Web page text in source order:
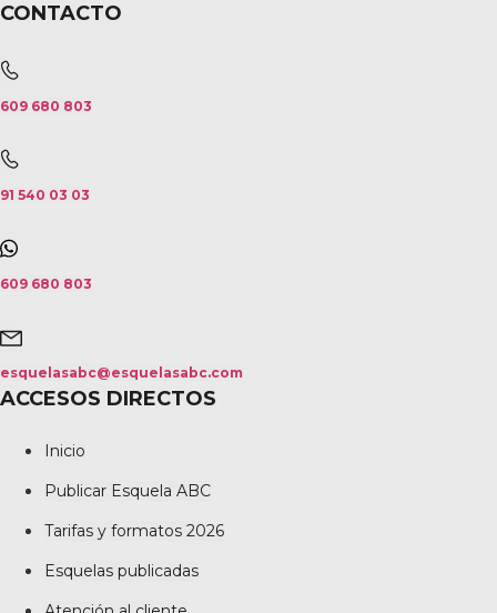
CONTACTO
609 680 803
91 540 03 03
609 680 803
esquelasabc@esquelasabc.com
ACCESOS DIRECTOS
Inicio
Publicar Esquela ABC
Tarifas y formatos 2026
Esquelas publicadas